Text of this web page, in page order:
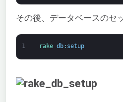
その後、データベースのセ
1 rake db: setup